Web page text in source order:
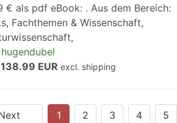
€ als pdf eBook: . Aus dem Bereich:
Fachthemen & Wissenschaft,
hugendubel
138.99 EUR excl. shipping
1 2 3 4 5